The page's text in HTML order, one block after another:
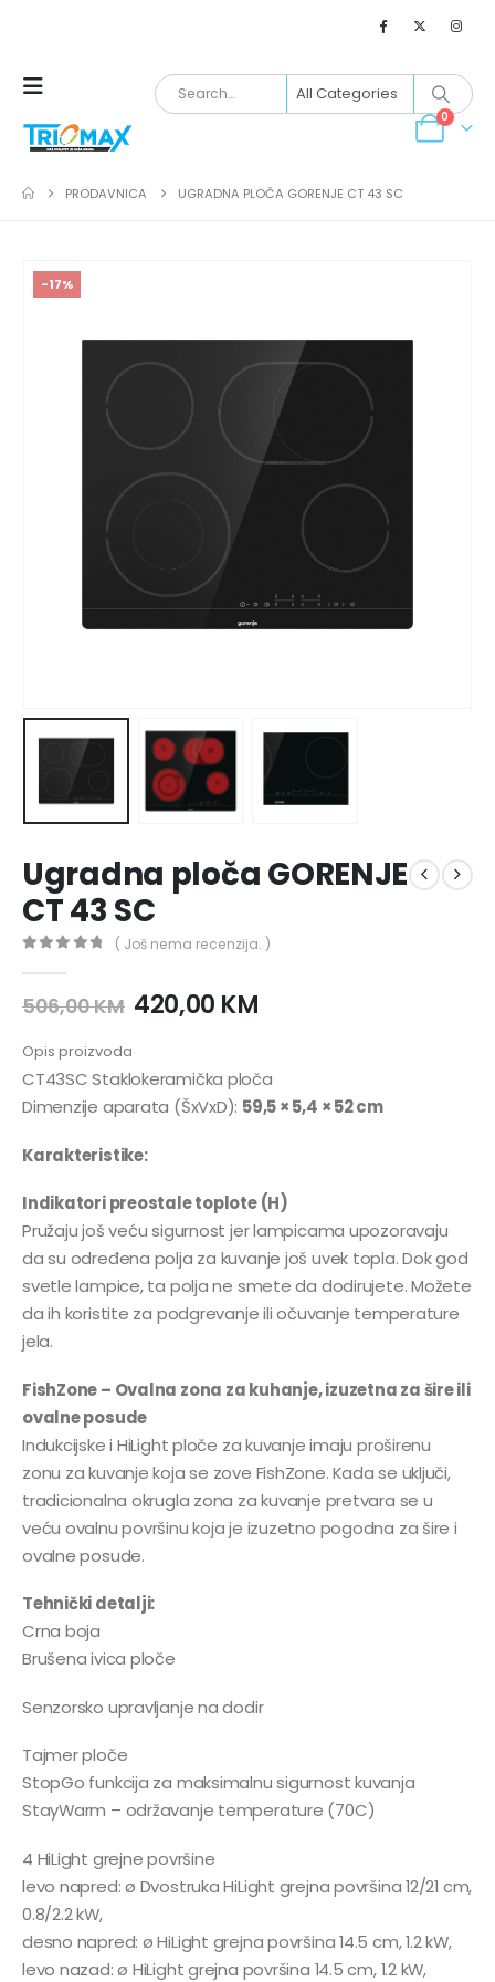
0
PRODAVNICA UGRADNA PLOČA GORENJE CT 43 SC
-17%
Ugradna ploča GORENJE
CT 43 SC
( Još nema recenzija. )
506,00KM 420,00 KM
Opis proizvoda
CT43SC Staklokeramička ploča
Dimenzije aparata (ŠxVxD): 59,5 × 5,4 × 52 cm
Karakteristike:
Indikatori preostale toplote (H)
Pružaju još veću sigurnost jer lampicama upozoravaju
da su određena polja za kuvanje još uvek topla. Dok god
svetle lampice, ta polja ne smete da dodirujete. Možete
da ih koristite za podgrevanje ili očuvanje temperature
jela.
FishZone – Ovalna zona za kuhanje, izuzetna za šire ili
ovalne posude
Indukcijske i HiLight ploče za kuvanje imaju proširenu
zonu za kuvanje koja se zove FishZone. Kada se uključi,
tradicionalna okrugla zona za kuvanje pretvara se u
veću ovalnu površinu koja je izuzetno pogodna za šire i
ovalne posude.
Tehnički detalji:
Crna boja
Brušena ivica ploče
Senzorsko upravljanje na dodir
Tajmer ploče
StopGo funkcija za maksimalnu sigurnost kuvanja
StayWarm – održavanje temperature (70C)
4 HiLight grejne površine
levo napred: ø Dvostruka HiLight grejna površina 12/21 cm,
0.8/2.2 kW,
desno napred: ø HiLight grejna površina 14.5 cm, 1.2 kW,
levo nazad: ø HiLight grejna površina 14.5 cm, 1.2 kW,